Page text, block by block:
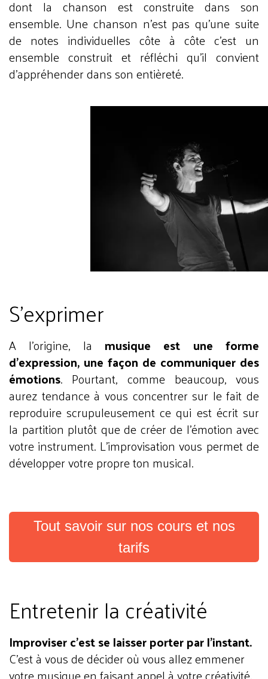
dont la chanson est construite dans son
ensemble. Une chanson n’est pas qu’une suite
de notes individuelles côte à côte c’est un
ensemble construit et réfléchi qu’il convient
d’appréhender dans son entièreté.
S’exprimer
A l’origine, la musique est une forme
d’expression, une façon de communiquer des
émotions. Pourtant, comme beaucoup, vous
aurez tendance à vous concentrer sur le fait de
reproduire scrupuleusement ce qui est écrit sur
la partition plutôt que de créer de l’émotion avec
votre instrument. L’improvisation vous permet de
développer votre propre ton musical.
Tout savoir sur nos cours et nos
tarifs
Entretenir la créativité
Improviser c’est se laisser porter par l’instant.
C’est à vous de décider où vous allez emmener